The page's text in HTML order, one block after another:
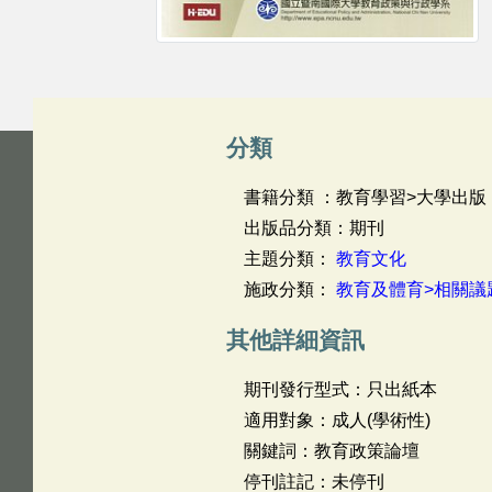
分類
書籍分類 ：教育學習>大學出版
出版品分類：期刊
主題分類： 教育文化
施政分類： 教育及體育>相關議
其他詳細資訊
期刊發行型式：只出紙本
適用對象：成人(學術性)
關鍵詞：教育政策論壇
停刊註記：未停刊